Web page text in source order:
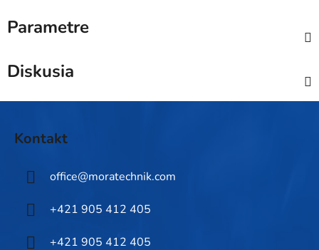
Parametre
Diskusia
Kontakt
office@moratechnik.com
+421 905 412 405
+421 905 412 405